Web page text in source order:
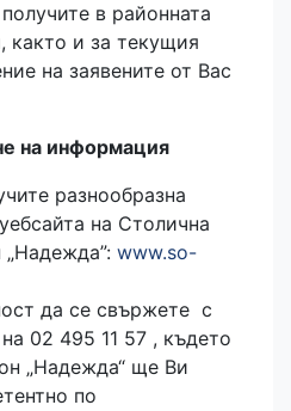
в районната
както и за текущия
на заявените от Вас
на информация
разнообразна
на Столична
www.so-
да се свържете с
02 495 11 57 , където
„Надежда“ ще Ви
по